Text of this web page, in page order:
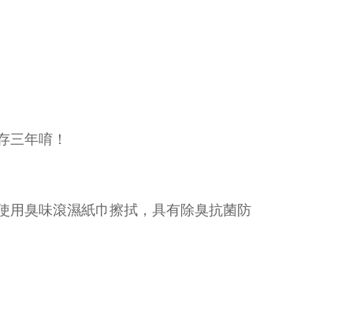
三年唷！
用臭味滾濕紙巾擦拭，具有除臭抗菌防